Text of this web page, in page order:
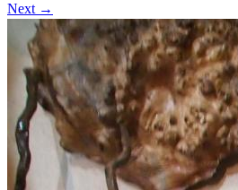
Next →